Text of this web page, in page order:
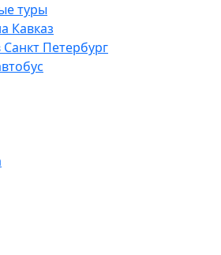
туры
Кавказ
Санкт Петербург